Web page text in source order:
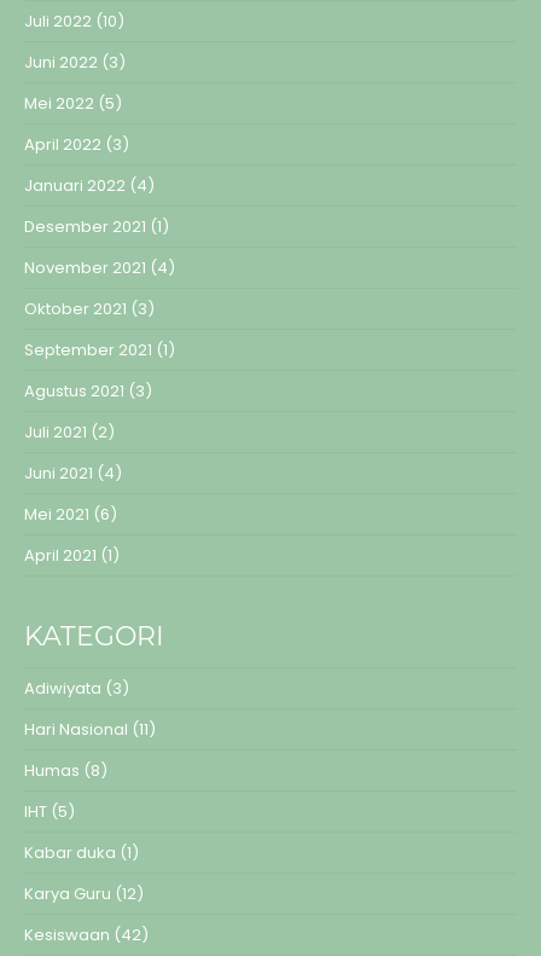
Juli 2022 (10)
Juni 2022 (3)
Mei 2022 (5)
April 2022 (3)
Januari 2022 (4)
Desember 2021 (1)
November 2021 (4)
Oktober 2021 (3)
September 2021 (1)
Agustus 2021 (3)
Juli 2021 (2)
Juni 2021 (4)
Mei 2021 (6)
April 2021 (1)
KATEGORI
Adiwiyata (3)
Hari Nasional (11)
Humas (8)
IHT (5)
Kabar duka (1)
Karya Guru (12)
Kesiswaan (42)